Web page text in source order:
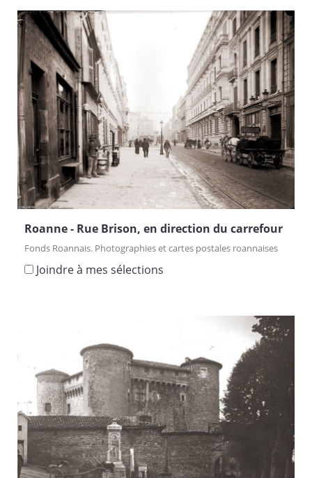
Roanne - Rue Brison, en direction du carrefour
Fonds Roannais. Photographies et cartes postales roannaises
Joindre à mes sélections